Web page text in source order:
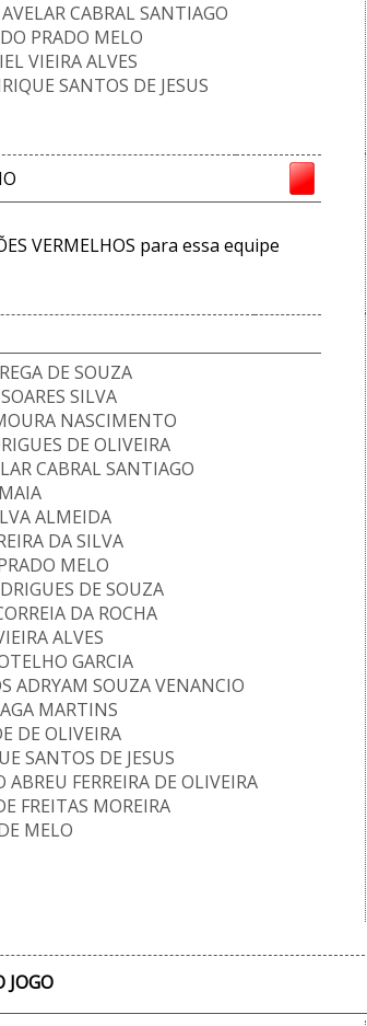
CABRAL SANTIAGO
PRADO MELO
VIEIRA ALVES
SANTOS DE JESUS
VERMELHOS para essa equipe
DE SOUZA
SILVA
NASCIMENTO
DE OLIVEIRA
CABRAL SANTIAGO
ALMEIDA
DA SILVA
MELO
DE SOUZA
DA ROCHA
ALVES
GARCIA
ADRYAM SOUZA VENANCIO
MARTINS
DE OLIVEIRA
SANTOS DE JESUS
ABREU FERREIRA DE OLIVEIRA
FREITAS MOREIRA
MELO
JOGO